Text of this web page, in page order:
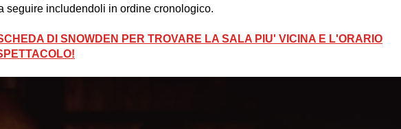
seguire includendoli in ordine cronologico.
DI SNOWDEN PER TROVARE LA SALA PIU' VICINA E L'ORARIO